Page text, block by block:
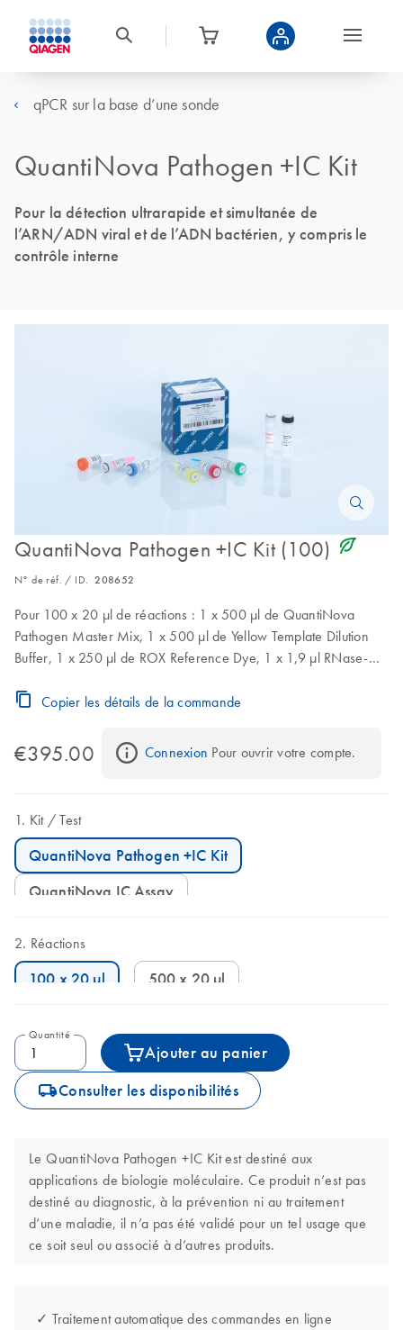
qPCR sur la base d’une sonde
QuantiNova Pathogen +IC Kit
Pour la détection ultrarapide et simultanée de
l’ARN/ADN viral et de l’ADN bactérien, y compris le
contrôle interne
QuantiNova Pathogen +IC Kit (100) icon_0368_ls_gen_eco_friendly-s
N° de réf. / ID.208652
Pour 100 x 20 µl de réactions : 1 x 500 µl de QuantiNova
Pathogen Master Mix, 1 x 500 µl de Yellow Template Dilution
Buffer, 1 x 250 µl de ROX Reference Dye, 1 x 1,9 µl RNase-
1 x 100 µl de Internal Control RNA, 1 x 100 µl de Internal
Copier les détails de la commande
€395.00 Connexion Pour ouvrir votre compte.
Kit Test
QuantiNova Pathogen +IC Kit
QuantiNova IC Assay
Réactions
100 x 20 µl 500 x 20 µl
Quantité
Ajouter au panier
icon_0062_deliver-s Consulter les disponibilités
Le QuantiNova Pathogen +IC Kit est destiné aux
applications de biologie moléculaire. Ce produit n’est pas
destiné au diagnostic, à la prévention ni au traitement
d’une maladie, il n’a pas été validé pour un tel usage que
ce soit seul ou associé à d’autres produits.
✓ Traitement automatique des commandes en ligne